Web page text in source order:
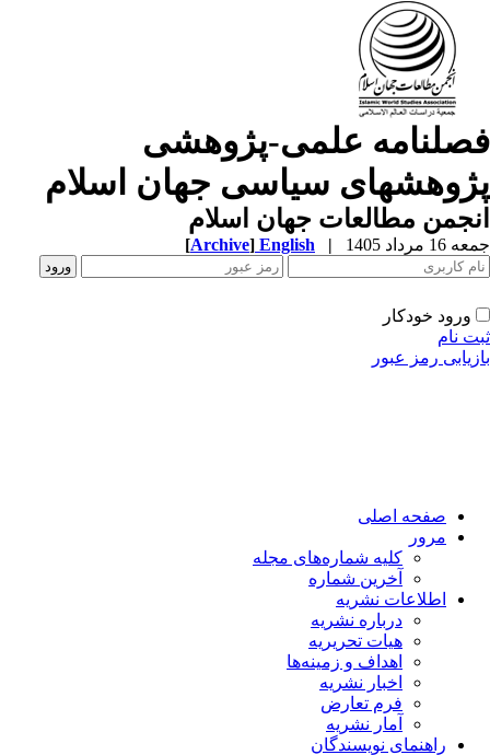
علمی-پژوهشی
سیاسی جهان اسلام
مطالعات جهان اسلام
مرداد 1405 |
English
[Archive]
ورود خودکار
نام
رمز عبور
صفحه اصلی
مرور
کلیه شماره‌های مجله
آخرین شماره
اطلاعات نشریه
درباره نشریه
هیات تحریریه
اهداف و زمینه‌ها
اخبار نشریه
فرم تعارض
آمار نشریه
راهنمای نویسندگان